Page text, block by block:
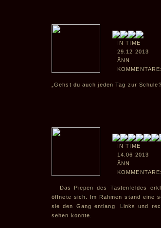
IN TIME
29.12.2013
ÄNN
„Gehst du auch jeden Tag zur
IN TIME
14.06.2013
ÄNN
Das Piepen des Tastenfeldes
öffnete sich. Im Rahmen stand eine
sie den Gang entlang. Links und
sehen konnte.